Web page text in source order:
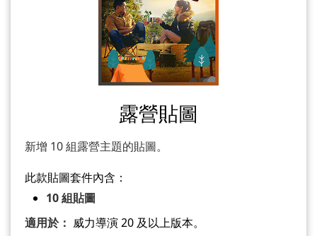
露營貼圖
新增 10 組露營主題的貼圖。
此款貼圖套件內含：
10 組貼圖
適用於： 威力導演 20 及以上版本。